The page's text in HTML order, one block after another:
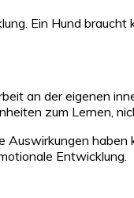
Ein Hund
an der eigenen
zum Lernen,
Entwicklung.